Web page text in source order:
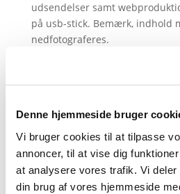
Denne hjemmeside bruger
Vi bruger cookies til at tilpasse
annoncer, til at vise dig
at analysere vores trafik. Vi
din brug af vores hjemmeside
udsendelser samt
på usb-stick. Bemærk, indhold
nedfotograferes.
Kun forslag og eksempler,
skal være Kreds 1 i hænde
Forslag skal være offentliggjort
indsendelsesfristens udløb.
skal indsendes via mail til